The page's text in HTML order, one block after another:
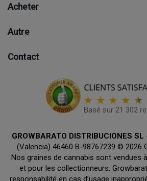
Acheter
Autre
Contact
Basé sur 21 302
GROWBARATO DISTRIBUCIONES SL
(Valencia) 46460 B-98767239 © 2026
Nos graines de cannabis sont vendues
et pour les collectionneurs.
responsabilité en cas d’usage